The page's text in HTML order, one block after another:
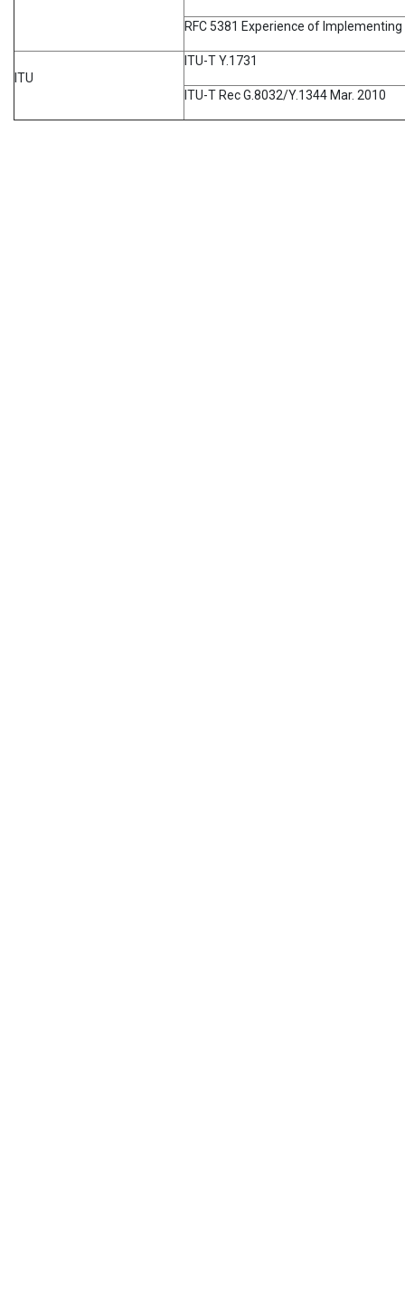
RFC 5381 Experience of Implementing
ITU
ITU-T Y.1731
ITU-T Rec G.8032/Y.1344 Mar. 2010